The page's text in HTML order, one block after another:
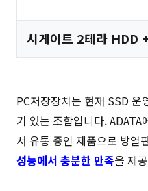
시게이트 2테라 HDD
PC저장장치는 현재 SSD
기 있는 조합입니다.
서 유통 중인 제품으로 방열
성능에서 충분한 만족을 제